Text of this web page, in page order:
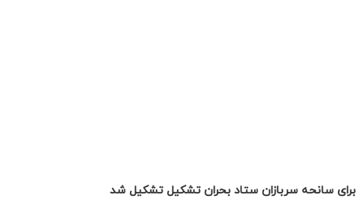
برای سانحه سربازان ستاد بحران تشکیل تشکیل شد